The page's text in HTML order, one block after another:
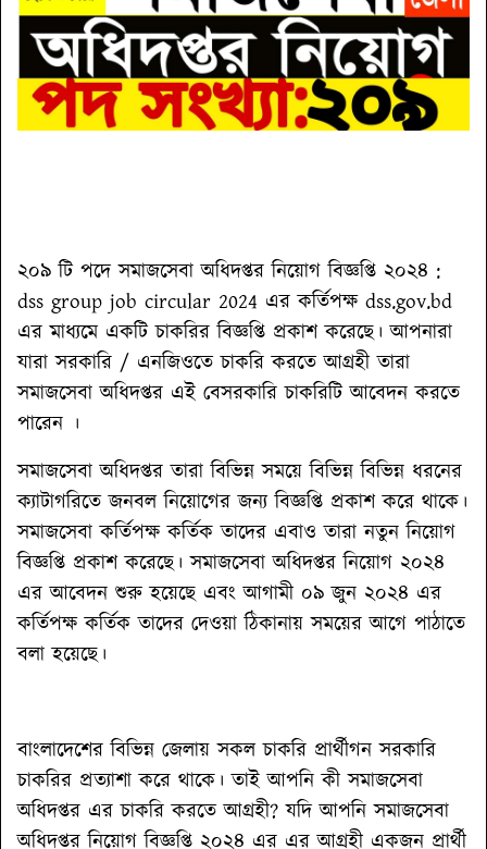
২০৯ টি পদে সমাজসেবা অধিদপ্তর নিয়োগ বিজ্ঞপ্তি ২০২৪ :
dss group job circular 2024 এর কর্তিপক্ষ dss.gov.bd
এর মাধ্যমে একটি চাকরির বিজ্ঞপ্তি প্রকাশ করেছে। আপনারা
যারা সরকারি / এনজিওতে চাকরি করতে আগ্রহী তারা
সমাজসেবা অধিদপ্তর এই বেসরকারি চাকরিটি আবেদন করতে
পারেন ।
সমাজসেবা অধিদপ্তর তারা বিভিন্ন সময়ে বিভিন্ন বিভিন্ন ধরনের
ক্যাটাগরিতে জনবল নিয়োগের জন্য বিজ্ঞপ্তি প্রকাশ করে থাকে।
সমাজসেবা কর্তিপক্ষ কর্তিক তাদের এবাও তারা নতুন নিয়োগ
বিজ্ঞপ্তি প্রকাশ করেছে। সমাজসেবা অধিদপ্তর নিয়োগ ২০২৪
এর আবেদন শুরু হয়েছে এবং আগামী ০৯ জুন ২০২৪ এর
কর্তিপক্ষ কর্তিক তাদের দেওয়া ঠিকানায় সময়ের আগে পাঠাতে
বলা হয়েছে।
বাংলাদেশের বিভিন্ন জেলায় সকল চাকরি প্রার্থীগন সরকারি
চাকরির প্রত্যাশা করে থাকে। তাই আপনি কী সমাজসেবা
অধিদপ্তর এর চাকরি করতে আগ্রহী? যদি আপনি সমাজসেবা
অধিদপ্তর নিয়োগ বিজ্ঞপ্তি ২০২৪ এর এর আগ্রহী একজন প্রার্থী